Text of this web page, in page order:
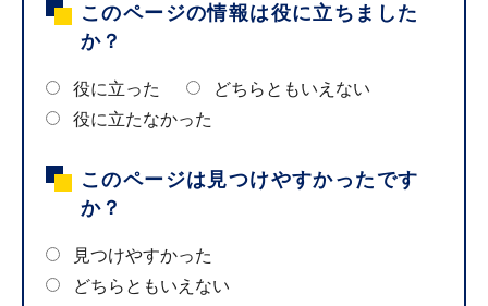
このページの情報は役に立ちました
か？
役に立った
どちらともいえない
役に立たなかった
このページは見つけやすかったです
か？
見つけやすかった
どちらともいえない